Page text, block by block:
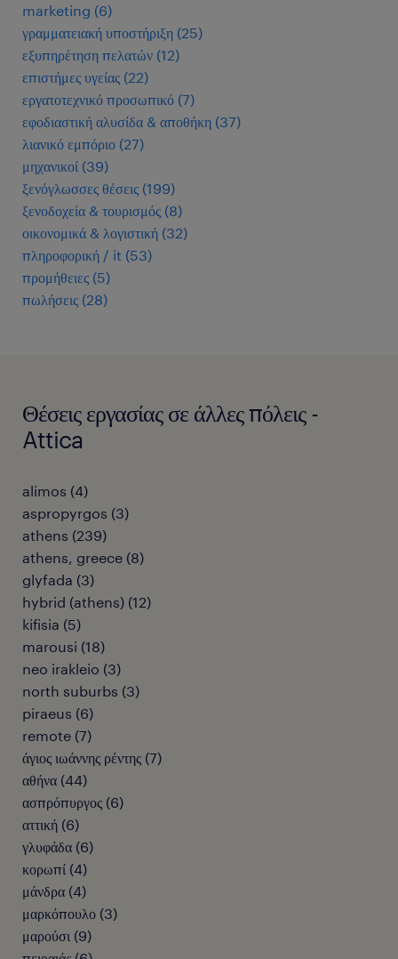
marketing (6)
γραμματειακή υποστήριξη (25)
εξυπηρέτηση πελατών (12)
επιστήμες υγείας (22)
εργατοτεχνικό προσωπικό (7)
εφοδιαστική αλυσίδα & αποθήκη (37)
λιανικό εμπόριο (27)
μηχανικοί (39)
ξενόγλωσσες θέσεις (199)
ξενοδοχεία & τουρισμός (8)
οικονομικά & λογιστική (32)
πληροφορική / it (53)
προμήθειες (5)
πωλήσεις (28)
Θέσεις εργασίας σε άλλες πόλεις -
Attica
alimos (4)
aspropyrgos (3)
athens (239)
athens, greece (8)
glyfada (3)
hybrid (athens) (12)
kifisia (5)
marousi (18)
neo irakleio (3)
north suburbs (3)
piraeus (6)
remote (7)
άγιος ιωάννης ρέντης (7)
αθήνα (44)
ασπρόπυργος (6)
αττική (6)
γλυφάδα (6)
κορωπί (4)
μάνδρα (4)
μαρκόπουλο (3)
μαρούσι (9)